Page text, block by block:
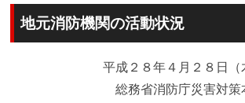
地元消防機関の活動状況
平成２８年４月２８日
総務省消防庁災害対策